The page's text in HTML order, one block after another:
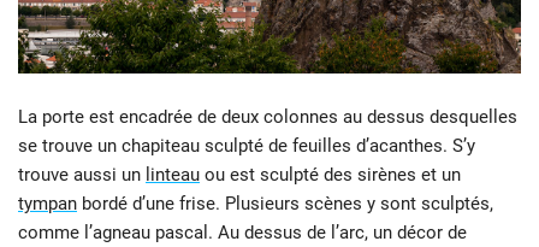
La porte est encadrée de deux colonnes au dessus desquelles
se trouve un chapiteau sculpté de feuilles d’acanthes. S’y
trouve aussi un linteau ou est sculpté des sirènes et un
tympan bordé d’une frise. Plusieurs scènes y sont sculptés,
comme l’agneau pascal. Au dessus de l’arc, un décor de